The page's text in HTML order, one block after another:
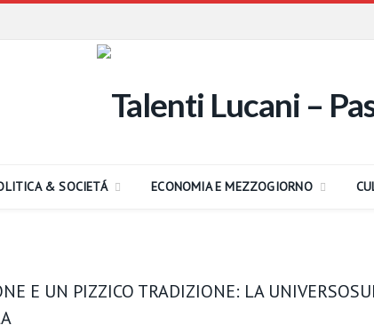
& SOCIETÁ ECONOMIA E MEZZOGIORNO
E UN PIZZICO TRADIZIONE: LA